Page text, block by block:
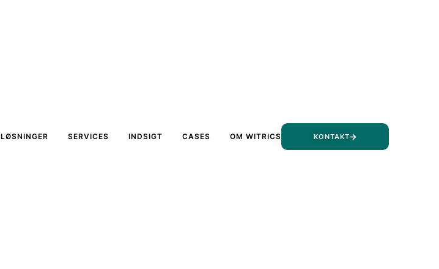
LØSNINGER SERVICES INDSIGT CASES OM WITRICS KONTAKT